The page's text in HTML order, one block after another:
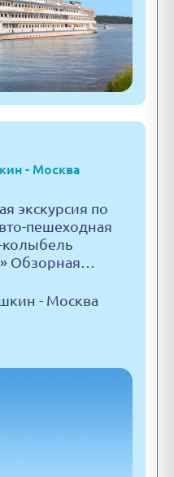
- Москва
экскурсия по
пешеходная
колыбель
Обзорная…
- Москва